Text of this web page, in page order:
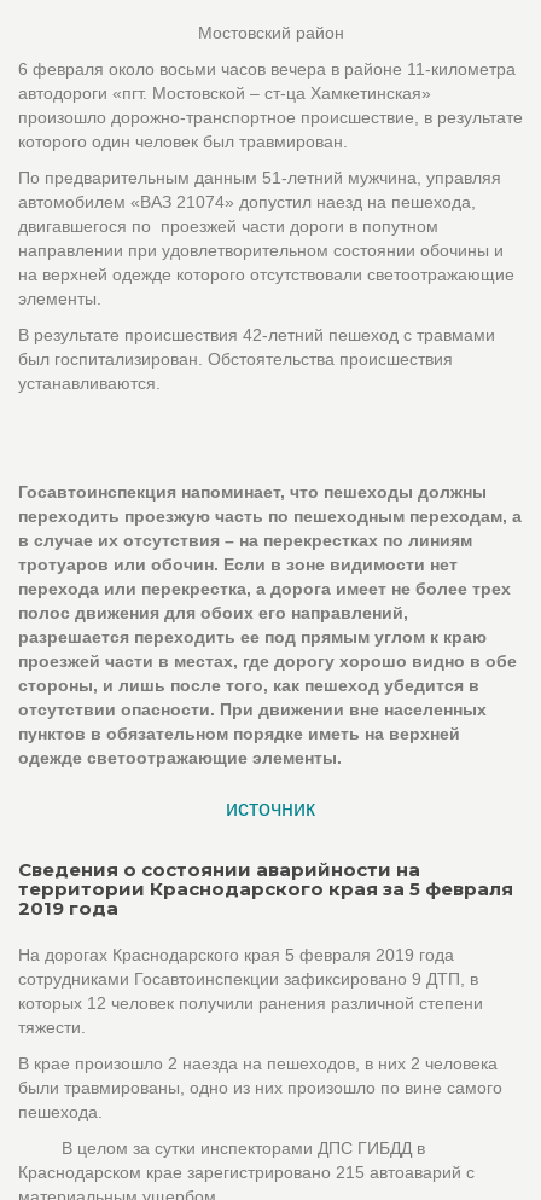
Мостовский район
6 февраля около восьми часов вечера в районе 11-километра
автодороги «пгт. Мостовской – ст-ца Хамкетинская»
произошло дорожно-транспортное происшествие, в результате
которого один человек был травмирован.
По предварительным данным 51-летний мужчина, управляя
автомобилем «ВАЗ 21074» допустил наезд на пешехода,
двигавшегося по проезжей части дороги в попутном
направлении при удовлетворительном состоянии обочины и
на верхней одежде которого отсутствовали светоотражающие
элементы.
В результате происшествия 42-летний пешеход с травмами
был госпитализирован. Обстоятельства происшествия
устанавливаются.
Госавтоинспекция напоминает, что пешеходы должны
переходить проезжую часть по пешеходным переходам, а
в случае их отсутствия – на перекрестках по линиям
тротуаров или обочин. Если в зоне видимости нет
перехода или перекрестка, а дорога имеет не более трех
полос движения для обоих его направлений,
разрешается переходить ее под прямым углом к краю
проезжей части в местах, где дорогу хорошо видно в обе
стороны, и лишь после того, как пешеход убедится в
отсутствии опасности. При движении вне населенных
пунктов в обязательном порядке иметь на верхней
одежде светоотражающие элементы.
источник
Сведения о состоянии аварийности на
территории Краснодарского края за 5 февраля
2019 года
На дорогах Краснодарского края 5 февраля 2019 года
сотрудниками Госавтоинспекции зафиксировано 9 ДТП, в
которых 12 человек получили ранения различной степени
тяжести.
В крае произошло 2 наезда на пешеходов, в них 2 человека
были травмированы, одно из них произошло по вине самого
пешехода.
В целом за сутки инспекторами ДПС ГИБДД в
Краснодарском крае зарегистрировано 215 автоаварий с
материальным ущербом.